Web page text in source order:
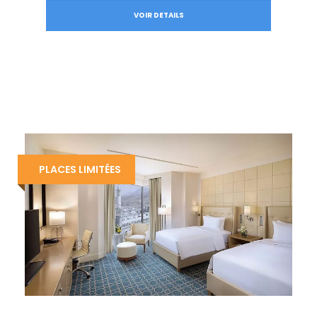
VOIR DETAILS
PLACES LIMITÉES